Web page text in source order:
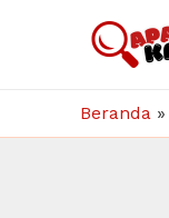
Beranda »